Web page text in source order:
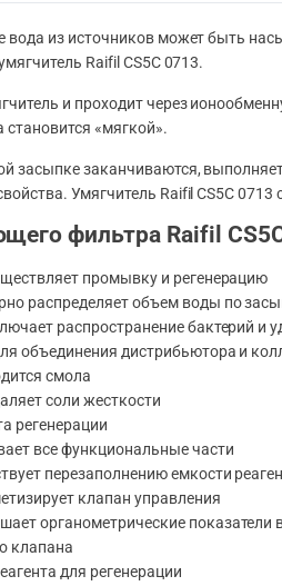
вода из источников может быть
Raifil СS5C 0713.
и проходит через
становится «мягкой».
засыпке заканчиваются,
Умягчитель Raifil СS5C
фильтра Raifil
промывку и регенерацию
распределяет объем воды по
распространение бактерий и
объединения дистрибьютора и
смола
соли жесткости
регенерации
все функциональные части
перезаполнению емкости
клапан управления
органометрические показатели
клапана
для регенерации